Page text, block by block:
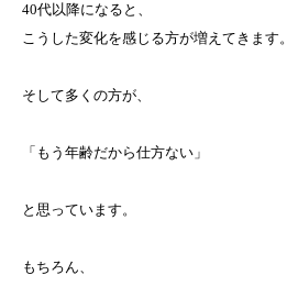
40代以降になると、
こうした変化を感じる方が増えてきます。
そして多くの方が、
「もう年齢だから仕方ない」
と思っています。
もちろん、